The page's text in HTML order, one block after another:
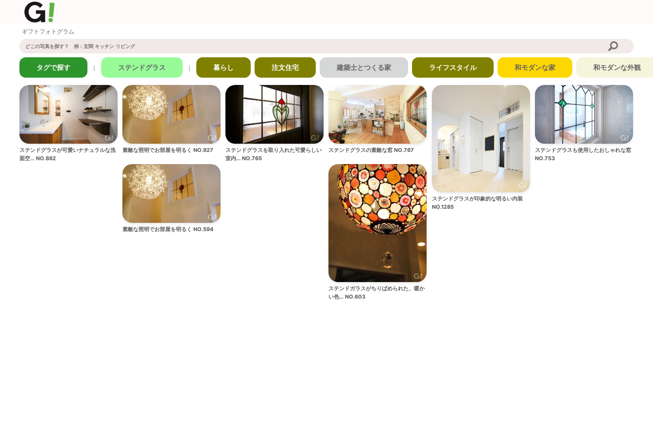
ギフトフォトグラム
タグで探す ｜ ステンドグラス ｜ 暮らし 注文住宅 建築士とつくる家 ライフスタイル 和モダンな家 和モダンな外観
ステンドグラスが可愛いナチュラルな洗
面空... NO.882
素敵な照明でお部屋を明るく NO.927
ステンドグラスを取り入れた可愛らしい
室内... NO.765
ステンドグラスの素敵な窓 NO.767
ステンドグラスが印象的な明るい内装
NO.1285
ステンドグラスも使用したおしゃれな窓
NO.753
素敵な照明でお部屋を明るく NO.594
ステンドガラスがちりばめられた、暖か
い色... NO.603